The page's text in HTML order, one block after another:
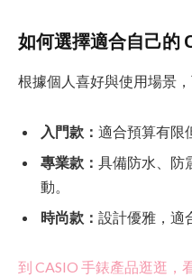
如何選擇適合自己的
根據個人喜好與使用場景
入門款： 適合預算有限
專業款： 具備防水、防
動。
時尚款： 設計優雅，適
到 CASIO 手錶產品逛逛，